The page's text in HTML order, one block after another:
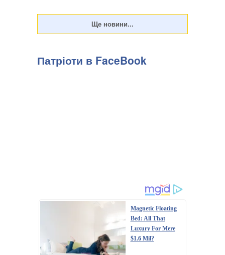
Патріоти в FaceBook
Magnetic Floating
Bed: All That
Luxury For Mere
$1.6 Mil?